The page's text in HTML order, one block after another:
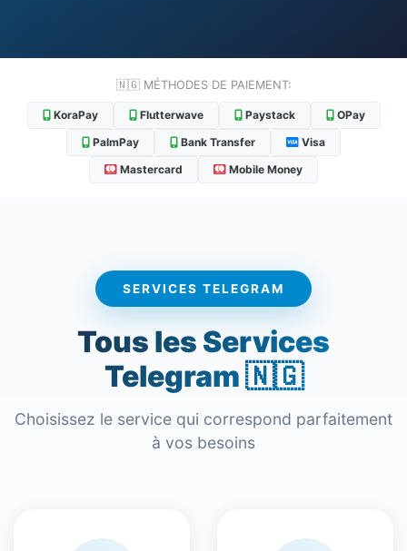
🇳🇬 MÉTHODES DE PAIEMENT:
KoraPay Flutterwave Paystack
OPay
PalmPay
Bank Transfer
Visa
Mastercard
Mobile Money
SERVICES TELEGRAM
Tous les Services
Telegram 🇳🇬
Choisissez le service qui correspond parfaitement
à vos besoins